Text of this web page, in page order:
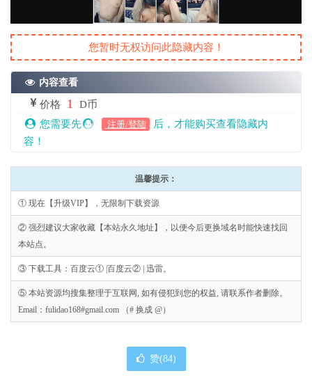
您暂时无权访问此隐藏内容！
内容查看
价格 1
D币
您需要先
注册/登陆
后，才能购买查看隐藏内
容！
温馨提示：
① 现在【升级VIP】，无限制下载资源
② 强烈建议大家收藏【本站永久地址】，以便今后更换域名时能快速找回
本站点。
③ 下载工具：百度云① |百度云② | 迅雷。
⑤ 本站资源均搜集整理于互联网, 如有侵犯到您的权益, 请联系作者删除。
Email：fulidao168#gmail.com （# 换成 @）
赞(84)